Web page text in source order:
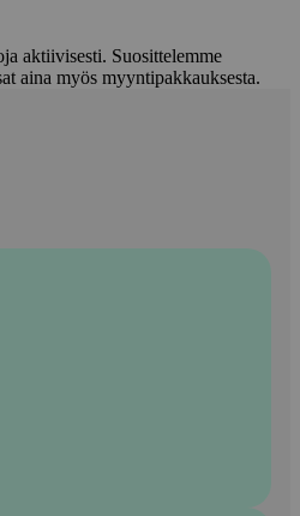
aktiivisesti. Suosittelemme
aina myös myyntipakkauksesta.